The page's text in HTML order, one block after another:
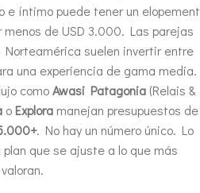
e íntimo puede tener un elopement
menos de USD 3.000. Las parejas
Norteamérica suelen invertir entre
una experiencia de gama media.
comoAwasi Patagonia(Relais &
o Explora manejan presupuestos de
. No hay un número único. Lo
que se ajuste a lo que más
valoran.